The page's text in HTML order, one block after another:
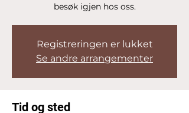
besøk igjen hos oss.
Registreringen er lukket
Se andre arrangementer
Tid og sted